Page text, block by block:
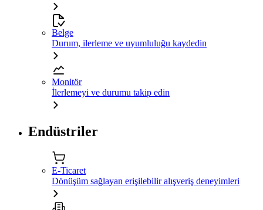
Belge
Durum, ilerleme ve uyumluluğu kaydedin
Monitör
İlerlemeyi ve durumu takip edin
Endüstriler
E-Ticaret
Dönüşüm sağlayan erişilebilir alışveriş deneyimleri